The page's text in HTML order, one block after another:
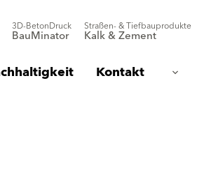
3D-BetonDruck
BauMinator
Straßen- & Tiefbauprodukte
Kalk & Zement
Kontakt